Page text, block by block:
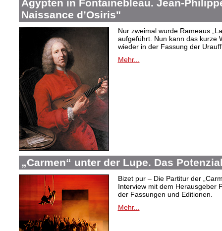
Ägypten in Fontainebleau. Jean-
Naissance d’Osiris"
Nur zweimal wurde Rameaus
aufgeführt. Nun kann das kurze
wieder in der Fassung der
Mehr...
„Carmen“ unter der Lupe. Das
Bizet pur – Die Partitur der
Interview mit dem Herausgeber
der Fassungen und Editionen.
Mehr...